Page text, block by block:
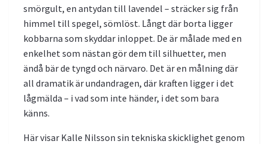
smörgult, en antydan till lavendel – sträcker sig från
himmel till spegel, sömlöst. Långt där borta ligger
kobbarna som skyddar inloppet. De är målade med en
enkelhet som nästan gör dem till silhuetter, men
ändå bär de tyngd och närvaro. Det är en målning där
all dramatik är undandragen, där kraften ligger i det
lågmälda – i vad som inte händer, i det som bara
känns.
Här visar Kalle Nilsson sin tekniska skicklighet genom